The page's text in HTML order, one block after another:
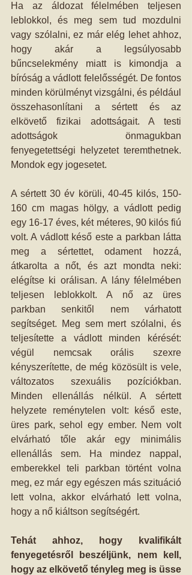
Ha az áldozat félelmében teljesen
leblokkol, és meg sem tud mozdulni
vagy szólalni, ez már elég lehet ahhoz,
hogy akár a legsúlyosabb
bűncselekmény miatt is kimondja a
bíróság a vádlott felelősségét. De fontos
minden körülményt vizsgálni, és például
összehasonlítani a sértett és az
elkövető fizikai adottságait. A testi
adottságok önmagukban
fenyegetettségi helyzetet teremthetnek.
Mondok egy jogesetet.
A sértett 30 év körüli, 40-45 kilós, 150-
160 cm magas hölgy, a vádlott pedig
egy 16-17 éves, két méteres, 90 kilós fiú
volt. A vádlott késő este a parkban látta
meg a sértettet, odament hozzá,
átkarolta a nőt, és azt mondta neki:
elégítse ki orálisan. A lány félelmében
teljesen leblokkolt. A nő az üres
parkban senkitől nem várhatott
segítséget. Meg sem mert szólalni, és
teljesítette a vádlott minden kérését:
végül nemcsak orális szexre
kényszerítette, de még közösült is vele,
változatos szexuális pozíciókban.
Minden ellenállás nélkül. A sértett
helyzete reménytelen volt: késő este,
üres park, sehol egy ember. Nem volt
elvárható tőle akár egy minimális
ellenállás sem. Ha mindez nappal,
emberekkel teli parkban történt volna
meg, ez már egy egészen más szituáció
lett volna, akkor elvárható lett volna,
hogy a nő kiáltson segítségért.
Tehát ahhoz, hogy kvalifikált
fenyegetésről beszéljünk, nem kell,
hogy az elkövető tényleg meg is üsse